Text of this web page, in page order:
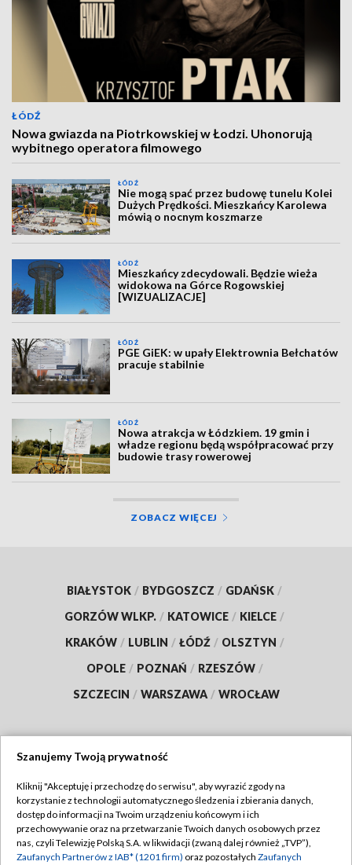
ŁÓDŹ
Nowa gwiazda na Piotrkowskiej w Łodzi. Uhonorują
wybitnego operatora filmowego
ŁÓDŹ
Nie mogą spać przez budowę tunelu Kolei
Dużych Prędkości. Mieszkańcy Karolewa
mówią o nocnym koszmarze
ŁÓDŹ
Mieszkańcy zdecydowali. Będzie wieża
widokowa na Górce Rogowskiej
[WIZUALIZACJE]
ŁÓDŹ
PGE GiEK: w upały Elektrownia Bełchatów
pracuje stabilnie
ŁÓDŹ
Nowa atrakcja w Łódzkiem. 19 gmin i
władze regionu będą współpracować przy
budowie trasy rowerowej
ZOBACZ WIĘCEJ
BIAŁYSTOK / BYDGOSZCZ / GDAŃSK /
GORZÓW WLKP. / KATOWICE / KIELCE /
KRAKÓW / LUBLIN / ŁÓDŹ / OLSZTYN /
OPOLE / POZNAŃ / RZESZÓW /
SZCZECIN / WARSZAWA / WROCŁAW
TVP
Abonament TVP
Emisja w TVP
Regulamin TVP
Polityka prywatności
Szanujemy Twoją prywatność
Kliknij "Akceptuję i przechodzę do serwisu", aby wyrazić zgody na
korzystanie z technologii automatycznego śledzenia i zbierania danych,
dostęp do informacji na Twoim urządzeniu końcowym i ich
przechowywanie oraz na przetwarzanie Twoich danych osobowych przez
nas, czyli Telewizję Polską S.A. w likwidacji (zwaną dalej również „TVP”),
Zaufanych Partnerów z IAB* (1201 firm) oraz pozostałych Zaufanych